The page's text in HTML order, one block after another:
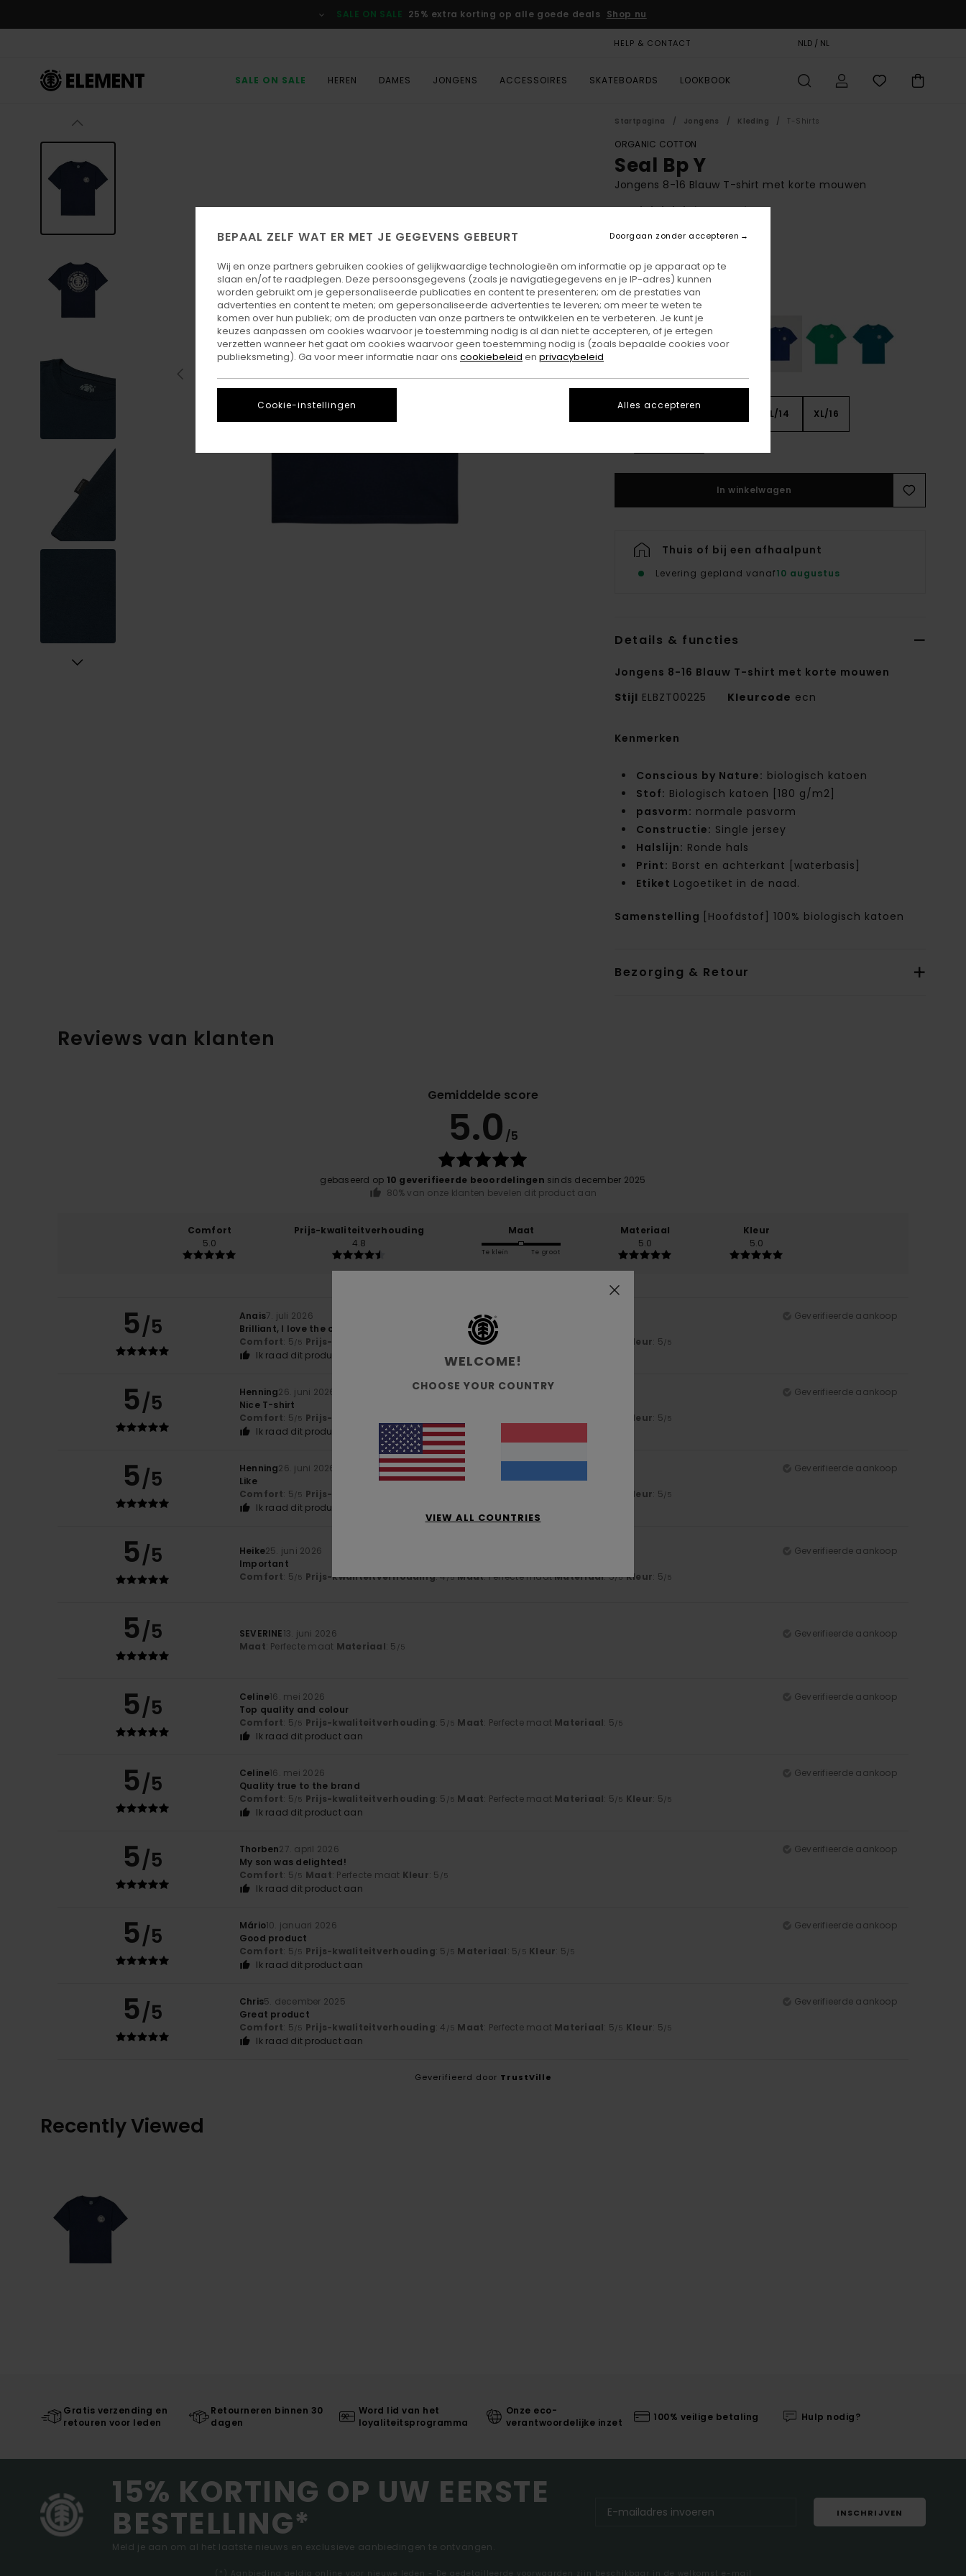
Productinformatie
SALE ON SALE 25% extra korting op alle goede deals Shop nu
HELP & CONTACT NLD / NL
SALE ON SALE HEREN DAMES JONGENS ACCESSOIRES SKATEBOARDS LOOKBOOK
Startpagina Jongens Kleding T-Shirts
ORGANIC COTTON
Seal Bp Y
Jongens 8-16 Blauw T-shirt met korte mouwen
5.0
KleurEclipse Navy
L/14 XL/16
In winkelwagen
Thuis of bij een afhaalpunt
Levering gepland vanaf10 augustus
Details & functies
Jongens 8-16 Blauw T-shirt met korte mouwen
Stijl ELBZT00225 Kleurcode ecn
Kenmerken
Conscious by Nature: biologisch katoen
Stof: Biologisch katoen [180 g/m2]
pasvorm: normale pasvorm
Constructie: Single jersey
Halslijn: Ronde hals
Print: Borst en achterkant [waterbasis]
Etiket Logoetiket in de naad.
Samenstelling [Hoofdstof] 100% biologisch katoen
Bezorging & Retour
Reviews van klanten
Gemiddelde score
5.0 /5
gebaseerd op 10 geverifieerde beoordelingen sinds december 2025
80% van onze klanten bevelen dit product aan
Comfort
5.0
Prijs-kwaliteitverhouding
4.8
Maat
Te klein Te groot
Materiaal
5.0
Kleur
5.0
5/5 Anais7. juli 2026
Geverifieerde aankoop
Brilliant, I love the colour and the cut; the fabric is really comfortable
Comfort: 5/5 Prijs-kwaliteitverhouding Maat: Perfecte maat Kleur: 5/5
Ik raad dit product aan
5/5 Henning26. juni 2026
Geverifieerde aankoop
Nice T-shirt
Comfort: 5/5 Prijs-kwaliteitverhouding Kleur: 5/5
Ik raad dit product aan
5/5 Henning26. juni 2026
Geverifieerde aankoop
Like
Comfort: 5/5 Prijs-kwaliteitverhouding Kleur: 5/5
Ik raad dit product aan
5/5 Heike25. juni 2026
Geverifieerde aankoop
Important
Comfort: 5/5 Prijs-kwaliteitverhouding: 4/5 Maat: Perfecte maatMateriaal: 5/5 Kleur: 5/5
5/5 SEVERINE13. juni 2026
Geverifieerde aankoop
Maat: Perfecte maat Materiaal: 5 /5
5/5 Celine16. mei 2026
Geverifieerde aankoop
Top quality and colour
Comfort: 5/5 Prijs-kwaliteitverhouding: 5 /5 Maat: Perfecte maat Materiaal: 5/5
Ik raad dit product aan
5/5 Celine16. mei 2026
Geverifieerde aankoop
Quality true to the brand
Comfort: 5/5 Prijs-kwaliteitverhouding: 5 /5 Maat: Perfecte maat Materiaal: 5/5 Kleur: 5/5
Ik raad dit product aan
5/5 Thorben27. april 2026
Geverifieerde aankoop
My son was delighted!
Comfort: 5/5 Maat: Perfecte maat Kleur: 5 /5
Ik raad dit product aan
5/5 Mário10. januari 2026
Geverifieerde aankoop
Good product
Comfort: 5/5 Prijs-kwaliteitverhouding: 5 /5 Materiaal: 5/5 Kleur: 5/5
Ik raad dit product aan
5/5 Chris5. december 2025
Geverifieerde aankoop
Great product
Comfort: 5/5 Prijs-kwaliteitverhouding: 4 /5 Maat: Perfecte maat Materiaal: 5/5 Kleur: 5/5
Ik raad dit product aan
Geverifieerd door TrustVille
Recently Viewed
Gratis verzending en
retouren voor leden
Retourneren binnen 30
dagen
Word lid van het
loyaliteitsprogramma
Onze eco-
verantwoordelijke inzet
100% veilige betaling Hulp nodig?
15% KORTING OP UW EERSTE
BESTELLING*
Meld je aan om al het laatste nieuws en exclusieve aanbiedingen te ontvangen.
INSCHRIJVEN
(*) Aanbieding geldig online voor nieuwe leden - De gedetailleerde voorwaarden zijn beschikbaar in de welkomst e-mail
WELCOME!
CHOOSE YOUR COUNTRY
VIEW ALL COUNTRIES
BEPAAL ZELF WAT ER MET JE GEGEVENS GEBEURT
Wij en onze partners gebruiken cookies of gelijkwaardige technologieën om informatie op je apparaat op te
slaan en/of te raadplegen. Deze persoonsgegevens (zoals je navigatiegegevens en je IP-adres) kunnen
worden gebruikt om je gepersonaliseerde publicaties en content te presenteren; om de prestaties van
advertenties en content te meten; om gepersonaliseerde advertenties te leveren; om meer te weten te
komen over hun publiek; om de producten van onze partners te ontwikkelen en te verbeteren. Je kunt je
keuzes aanpassen om cookies waarvoor je toestemming nodig is al dan niet te accepteren, of je ertegen
verzetten wanneer het gaat om cookies waarvoor geen toestemming nodig is (zoals bepaalde cookies voor
publieksmeting). Ga voor meer informatie naar ons cookiebeleid en privacybeleid
Cookie-instellingen
Doorgaan zonder accepteren
Alles accepteren